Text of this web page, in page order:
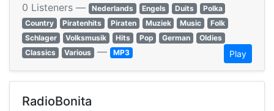
0 Listeners — Nederlands Engels Duits
Polka
Country
Piratenhits Piraten Muziek Music
Folk
Schlager
Volksmusik Hits Pop German
Oldies
Classics
Various — MP3 Play
RadioBonita